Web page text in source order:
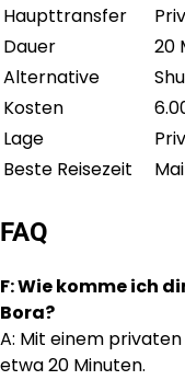
Haupttransfer
Dauer
20
Alternative
Kosten
Lage
Beste Reisezeit
FAQ
F: Wie komme ich
Bora?
A: Mit einem
etwa 20 Minuten.